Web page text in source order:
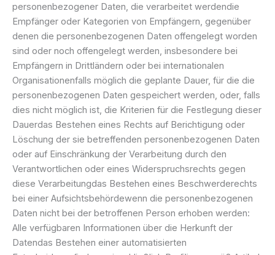
personenbezogener Daten, die verarbeitet werdendie
Empfänger oder Kategorien von Empfängern, gegenüber
denen die personenbezogenen Daten offengelegt worden
sind oder noch offengelegt werden, insbesondere bei
Empfängern in Drittländern oder bei internationalen
Organisationenfalls möglich die geplante Dauer, für die die
personenbezogenen Daten gespeichert werden, oder, falls
dies nicht möglich ist, die Kriterien für die Festlegung dieser
Dauerdas Bestehen eines Rechts auf Berichtigung oder
Löschung der sie betreffenden personenbezogenen Daten
oder auf Einschränkung der Verarbeitung durch den
Verantwortlichen oder eines Widerspruchsrechts gegen
diese Verarbeitungdas Bestehen eines Beschwerderechts
bei einer Aufsichtsbehördewenn die personenbezogenen
Daten nicht bei der betroffenen Person erhoben werden:
Alle verfügbaren Informationen über die Herkunft der
Datendas Bestehen einer automatisierten